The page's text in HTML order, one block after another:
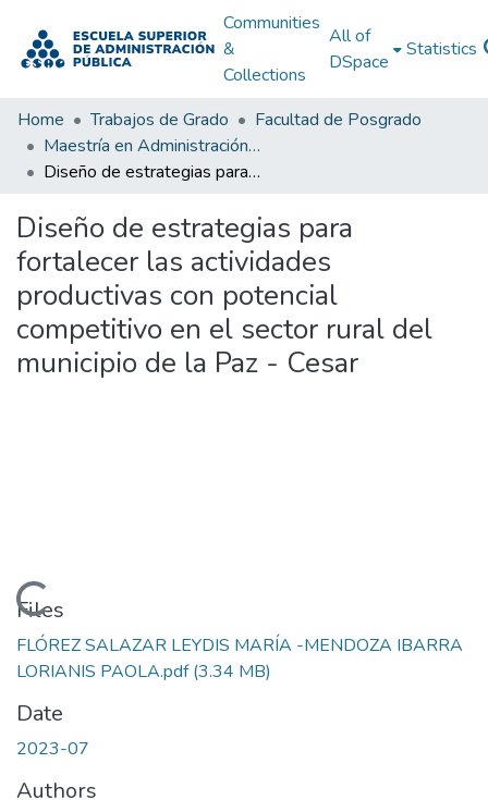
Communities
&
Collections
All of
DSpace
Statistics
Home Trabajos de Grado
Facultad de Posgrado
Maestría en Administración Pública
Diseño de estrategias para fortalecer las actividades productivas con potencial competitivo en el sector rural del municipio de la Paz - Cesar
Diseño de estrategias para
fortalecer las actividades
productivas con potencial
competitivo en el sector rural del
municipio de la Paz - Cesar
Files
FLÓREZ SALAZAR LEYDIS MARÍA -MENDOZA IBARRA
LORIANIS PAOLA.pdf(3.34 MB)
Date
2023-07
Authors